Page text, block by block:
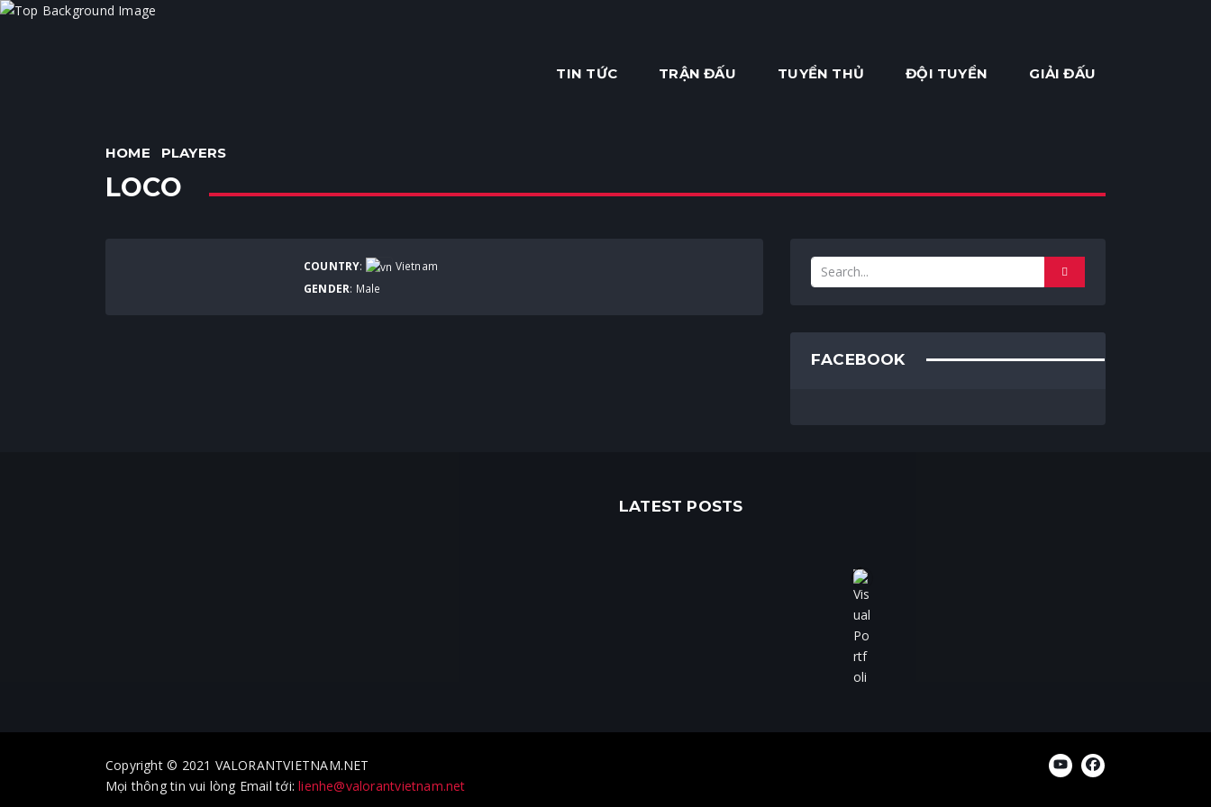
TIN TỨC TRẬN ĐẤU TUYỂN THỦ ĐỘI TUYỂN GIẢI ĐẤU
HOME PLAYERS
LOCO
COUNTRY:
Vietnam
GENDER: Male
FACEBOOK
LATEST POSTS
Copyright © 2021 VALORANTVIETNAM.NET
Mọi thông tin vui lòng Email tới:lienhe@valorantvietnam.net